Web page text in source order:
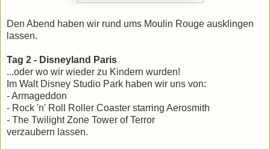
Den Abend haben wir rund ums Moulin Rouge ausklingen
lassen.
Tag 2 - Disneyland Paris
...oder wo wir wieder zu Kindern wurden!
Im Walt Disney Studio Park haben wir uns von:
- Armageddon
- Rock 'n' Roll Roller Coaster starring Aerosmith
- The Twilight Zone Tower of Terror
verzaubern lassen.